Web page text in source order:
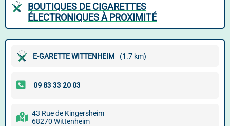
BOUTIQUES DE CIGARETTES
ÉLECTRONIQUES À PROXIMITÉ
E-GARETTE WITTENHEIM (1.7 km)
43 Rue de Kingersheim
68270 Wittenheim